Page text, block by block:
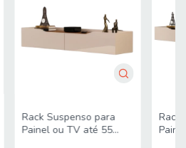
Rack Suspenso para
Painel ou TV até 55
Rack